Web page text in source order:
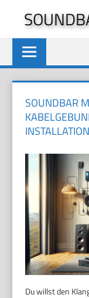
springen
SOUNDBAR
Du willst den